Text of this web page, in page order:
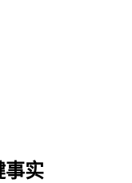
事实